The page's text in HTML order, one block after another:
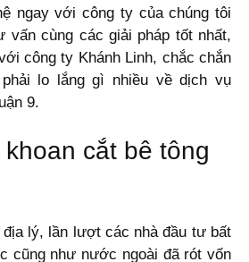
ngay với công ty của chúng tôi
vấn cùng các giải pháp tốt nhất,
công ty Khánh Linh, chắc chắn
lo lắng gì nhiều về dịch vụ
9.
cắt bê tông
lý, lần lượt các nhà đầu tư bất
cũng như nước ngoài đã rót vốn